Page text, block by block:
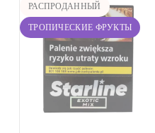
РАСПРОДАННЫЙ
ТРОПИЧЕСКИЕ ФРУКТЫ